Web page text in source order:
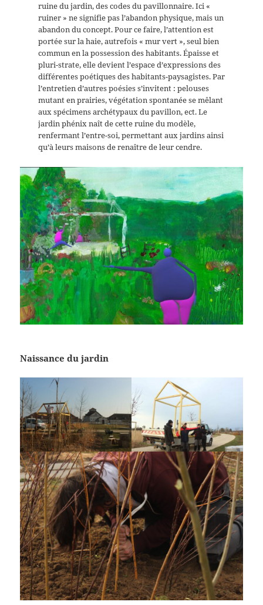
ruine du jardin, des codes du pavillonnaire. Ici «
ruiner » ne signifie pas l’abandon physique, mais un
abandon du concept. Pour ce faire, l’attention est
portée sur la haie, autrefois « mur vert », seul bien
commun en la possession des habitants. Épaisse et
pluri-strate, elle devient l’espace d’expressions des
différentes poétiques des habitants-paysagistes. Par
l’entretien d’autres poésies s’invitent : pelouses
mutant en prairies, végétation spontanée se mêlant
aux spécimens archétypaux du pavillon, ect. Le
jardin phénix naît de cette ruine du modèle,
renfermant l’entre-soi, permettant aux jardins ainsi
qu’à leurs maisons de renaître de leur cendre.
Naissance du jardin